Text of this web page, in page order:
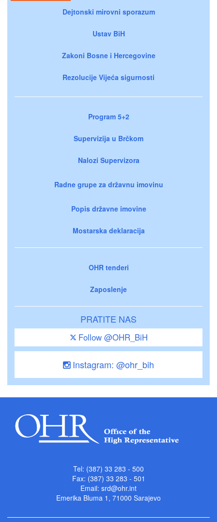
Dejtonski mirovni sporazum
Ustav BiH
Zakoni Bosne i Hercegovine
Rezolucije Vijeća sigurnosti
Program 5+2
Supervizija u Brčkom
Nalozi Supervizora
Radne grupe za državnu imovinu
Popis državne imovine
Mostarska deklaracija
OHR tenderi
Zaposlenje
PRATITE NAS
Follow @OHR_BiH
Instagram: @ohr_bih
Tel: (387) 33 283 - 500
Fax: (387) 33 283 - 501
Email: srd@ohr.int
Emerika Bluma 1, 71000 Sarajevo